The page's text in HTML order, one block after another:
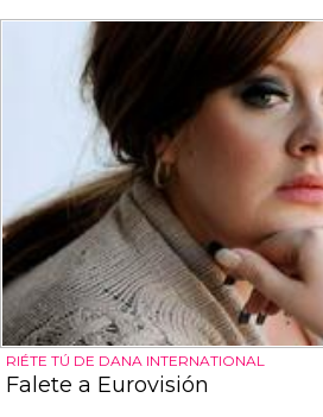
RIÉTE TÚ DE DANA INTERNATIONAL
Falete a Eurovisión